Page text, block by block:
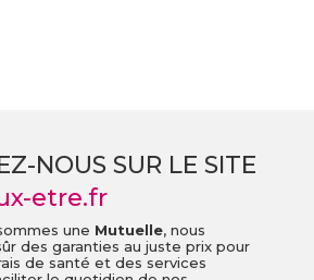
NOUS SUR LE SITE
etre.fr
une Mutuelle, nous
des garanties au juste prix pour
de santé et des services